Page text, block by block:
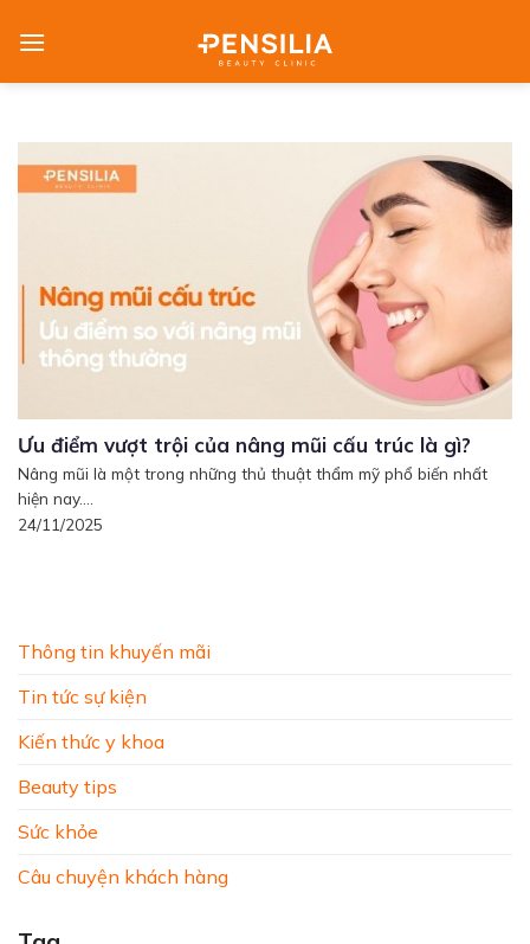
Thông tin khuyến mãi
Tin tức sự kiện
Kiến thức y khoa
Beauty tips
Sức khỏe
Câu chuyện khách hàng
Ưu điểm vượt trội của nâng mũi cấu trúc là gì?
Nâng mũi là một trong những thủ thuật thẩm mỹ phổ biến nhất
hiện nay....
24/11/2025